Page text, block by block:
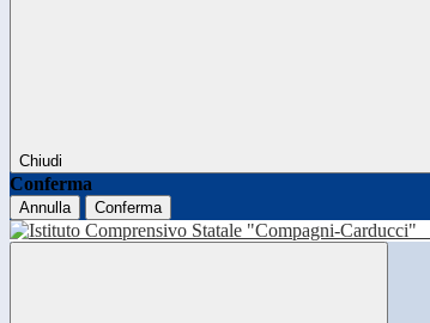
Chiudi
Conferma
Annulla Conferma